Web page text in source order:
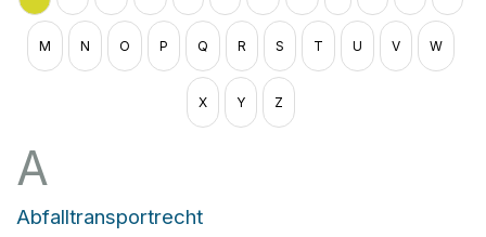
M N O P Q R S T U V W
X Y Z
A
Abfalltransportrecht